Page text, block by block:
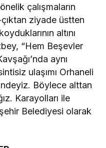
çalışmaların
ziyade üstten
altını
“Hem Beşevler
aynı
ulaşımı Orhaneli
Böylece alttan
Karayolları ile
Belediyesi olarak